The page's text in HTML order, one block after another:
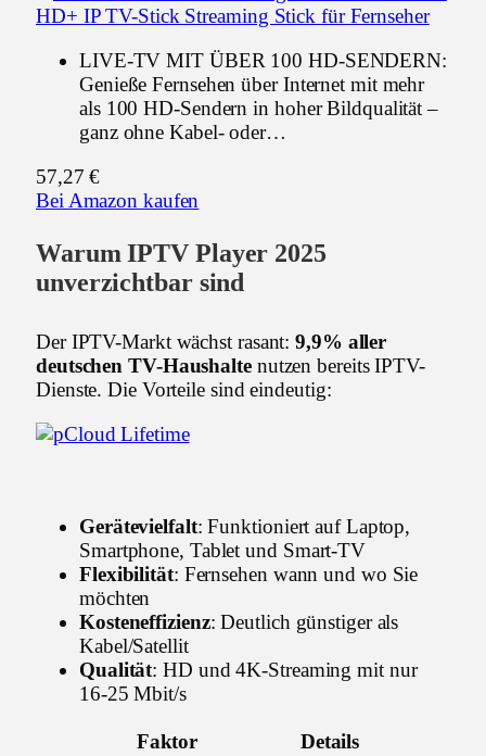
HD+ IP TV-Stick Streaming Stick für Fernseher
LIVE-TV MIT ÜBER 100 HD-SENDERN:
Genieße Fernsehen über Internet mit mehr
als 100 HD-Sendern in hoher Bildqualität –
ganz ohne Kabel- oder…
57,27 €
Bei Amazon kaufen
Warum IPTV Player 2025
unverzichtbar sind
Der IPTV-Markt wächst rasant:9,9% aller
deutschen TV-Haushaltenutzen bereits IPTV-
Dienste. Die Vorteile sind eindeutig:
Gerätevielfalt: Funktioniert auf Laptop,
Smartphone, Tablet und Smart-TV
Flexibilität: Fernsehen wann und wo Sie
möchten
Kosteneffizienz: Deutlich günstiger als
Kabel/Satellit
Qualität: HD und 4K-Streaming mit nur
16-25 Mbit/s
Faktor
Details